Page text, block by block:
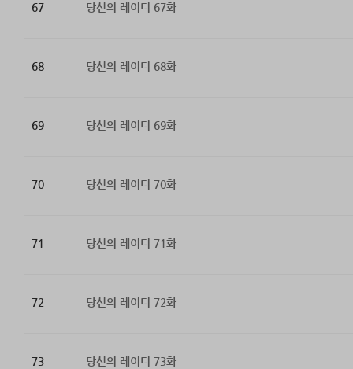
67 당신의 레이디 67화
68 당신의 레이디 68화
69 당신의 레이디 69화
70 당신의 레이디 70화
71 당신의 레이디 71화
72 당신의 레이디 72화
73 당신의 레이디 73화